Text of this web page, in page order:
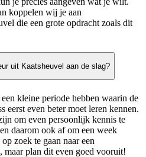
koppelen wij je aan
die een grote opdracht zoals dit
uit Kaatsheuvel aan de slag?
kleine periode hebben waarin de
eerst even beter moet leren kennen.
om even persoonlijk kennis te
daarom ook af om een week
zoek te gaan naar een
maar plan dit even goed vooruit!